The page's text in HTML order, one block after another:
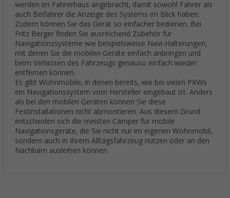
werden im Fahrerhaus angebracht, damit sowohl Fahrer als
auch Beifahrer die Anzeige des Systems im Blick haben.
Zudem können Sie das Gerät so einfacher bedienen. Bei
Fritz Berger finden Sie ausreichend Zubehör für
Navigationssysteme wie beispielsweise Navi-Halterungen,
mit denen Sie die mobilen Geräte einfach anbringen und
beim Verlassen des Fahrzeugs genauso einfach wieder
entfernen können.
Es gibt Wohnmobile, in denen bereits, wie bei vielen PKWs
ein Navigationssystem vom Hersteller eingebaut ist. Anders
als bei den mobilen Geräten können Sie diese
Festinstallationen nicht abmontieren. Aus diesem Grund
entscheiden sich die meisten Camper für mobile
Navigationsgeräte, die Sie nicht nur im eigenen Wohnmobil,
sondern auch in Ihrem Alltagsfahrzeug nutzen oder an den
Nachbarn ausleihen können.